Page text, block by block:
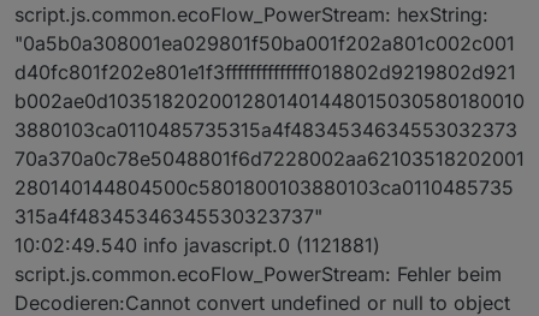
script.js.common.ecoFlow_PowerStream: hexString:
"0a5b0a308001ea029801f50ba001f202a801c002c001
d40fc801f202e801e1f3ffffffffffffff018802d9219802d921
b002ae0d1035182020012801401448015030580180010
3880103ca0110485735315a4f4834534634553032373
70a370a0c78e5048801f6d7228002aa62103518202001
280140144804500c5801800103880103ca0110485735
315a4f48345346345530323737"
10:02:49.540 info javascript.0 (1121881)
script.js.common.ecoFlow_PowerStream: Fehler beim
Decodieren:Cannot convert undefined or null to object